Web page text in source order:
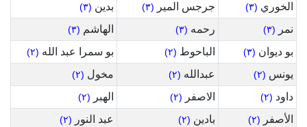
الخوري (٣) جرجس المير (٣) بدين (٣)
نمر (٣) رحمه (٣) الهاشم (٣)
بو ديوان (٣) الباحوط (٢) بو سمرا عبد الله (٢)
يونس (٢) عبدالله (٢) مخول (٢)
داود (٢) الاصفر (٢) الهبر (٢)
الأصفر (٢) بادين (٢) عبد النور (٢)